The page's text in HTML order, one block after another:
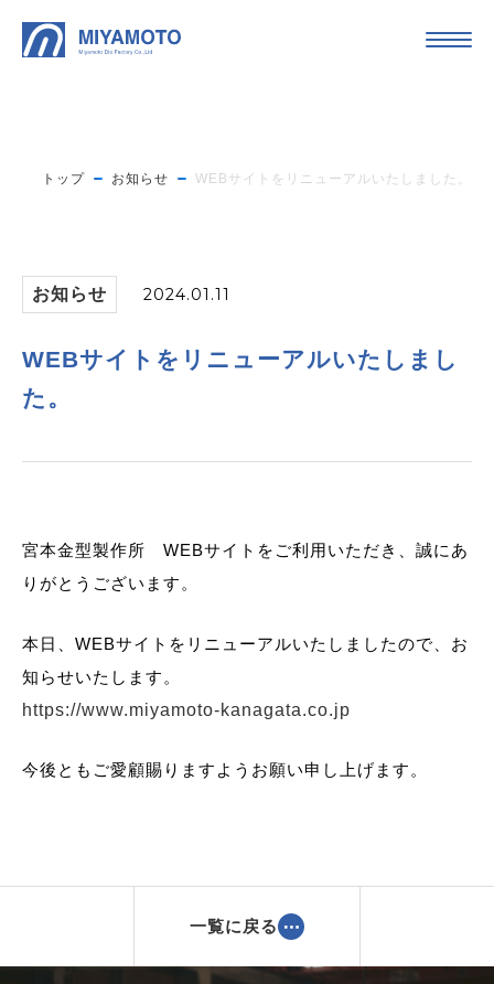
トップ お知らせ WEBサイトをリニューアルいたしました。
お知らせ 2024.01.11
WEBサイトをリニューアルいたしまし
た。
宮本金型製作所 WEBサイトをご利用いただき、誠にあ
りがとうございます。
本日、WEBサイトをリニューアルいたしましたので、お
知らせいたします。
https://www.miyamoto-kanagata.co.jp
今後ともご愛顧賜りますようお願い申し上げます。
一覧に戻る